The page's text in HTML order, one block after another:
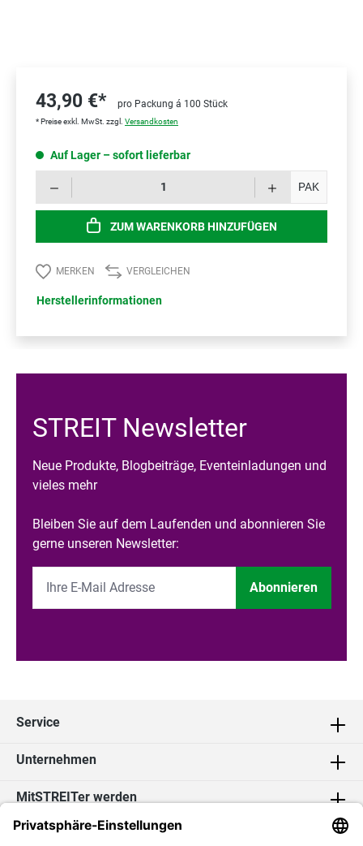
43,90 €* pro Packung á 100 Stück
* Preise exkl. MwSt. zzgl. Versandkosten
Auf Lager – sofort lieferbar
PAK
ZUM WARENKORB HINZUFÜGEN
MERKEN VERGLEICHEN
Herstellerinformationen
STREIT Newsletter
Neue Produkte, Blogbeiträge, Eventeinladungen und
vieles mehr
Bleiben Sie auf dem Laufenden und abonnieren Sie
gerne unseren Newsletter:
Abonnieren
Service
Unternehmen
MitSTREITer werden
Kontakt